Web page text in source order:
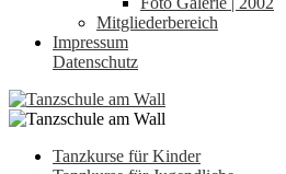
Mitgliederbereich
Impressum
Datenschutz
Tanzkurse für Kinder